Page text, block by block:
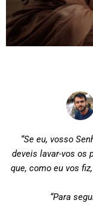
“Se eu, vosso
deveis lavar-vos os
que, como eu vos
“Para